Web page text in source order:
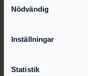
Nödvändig
Inställningar
Statistik
Så fungerar det